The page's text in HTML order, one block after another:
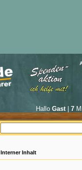
Hallo Gast| 7
Interner Inhalt